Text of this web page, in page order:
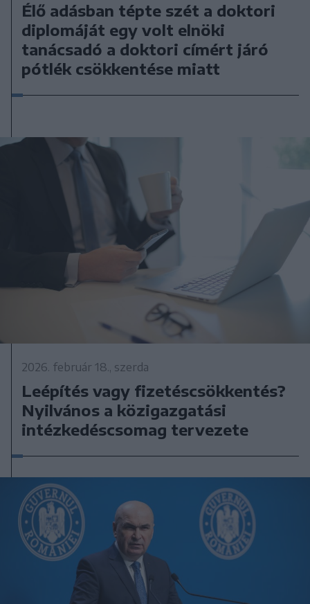
Élő adásban tépte szét a doktori
diplomáját egy volt elnöki
tanácsadó a doktori címért járó
pótlék csökkentése miatt
2026. február 18., szerda
Leépítés vagy fizetéscsökkentés?
Nyilvános a közigazgatási
intézkedéscsomag tervezete